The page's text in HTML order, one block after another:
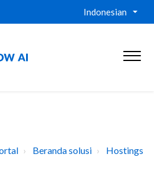
Indonesian
Beranda solusi
Hostings